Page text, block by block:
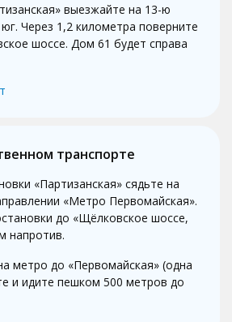
выезжайте на 13-ю
Через 1,2 километра поверните
шоссе. Дом 61 будет справа
транспорте
«Партизанская» сядьте на
«Метро Первомайская».
до «Щёлковское шоссе,
напротив.
метро до «Первомайская» (одна
и идите пешком 500 метров до